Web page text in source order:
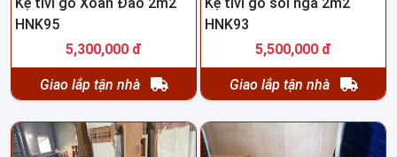
HNK95
5,300,000 đ
Giao lắp tận nhà
HNK93
5,500,000 đ
Giao lắp tận nhà